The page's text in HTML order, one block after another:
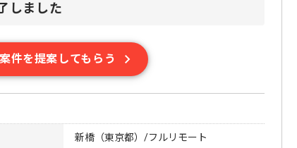
しました
件を提案してもらう
新橋（東京都）/フルリモート